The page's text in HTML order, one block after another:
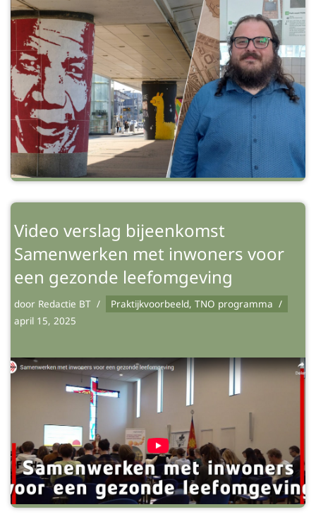
Video verslag bijeenkomst
Samenwerken met inwoners voor
een gezonde leefomgeving
door Redactie BT Praktijkvoorbeeld, TNO programma
april 15, 2025